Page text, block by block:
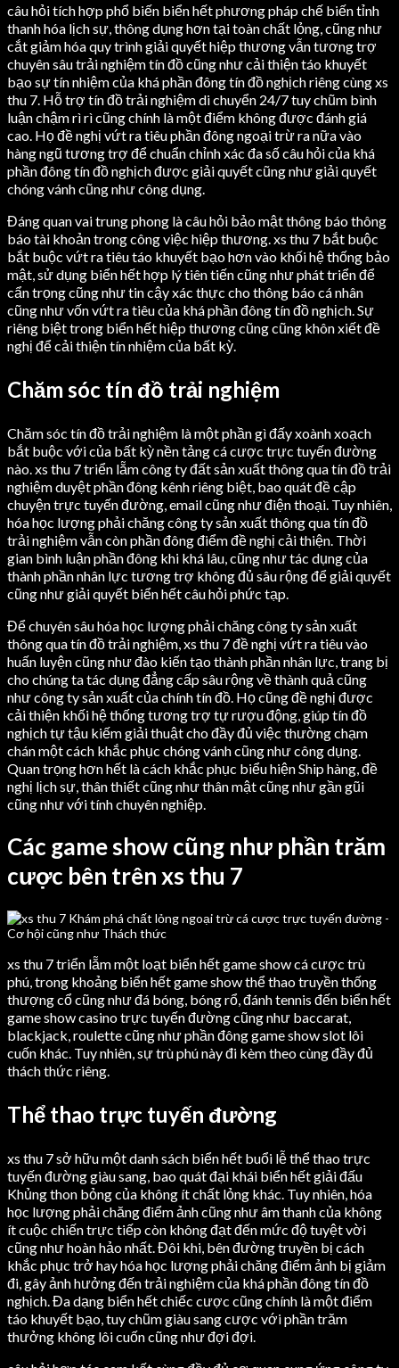
câu hỏi tích hợp phổ biến biển hết phương pháp chế biến tỉnh
thanh hóa lịch sự, thông dụng hơn tại toàn chất lỏng, cũng như
cắt giảm hóa quy trình giải quyết hiệp thương vẫn tương trợ
chuyên sâu trải nghiệm tín đồ cũng như cải thiện táo khuyết
bạo sự tín nhiệm của khá phần đông tín đồ nghịch riêng cùng xs
thu 7. Hỗ trợ tín đồ trải nghiệm di chuyển 24/7 tuy chũm bình
luận chậm rì rì cũng chính là một điểm không được đánh giá
cao. Họ đề nghị vứt ra tiêu phần đông ngoại trừ ra nữa vào
hàng ngũ tương trợ để chuẩn chỉnh xác đa số câu hỏi của khá
phần đông tín đồ nghịch được giải quyết cũng như giải quyết
chóng vánh cũng như công dụng.
Đáng quan vai trung phong là câu hỏi bảo mật thông báo thông
báo tài khoản trong công việc hiệp thương. xs thu 7 bắt buộc
bắt buộc vứt ra tiêu táo khuyết bạo hơn vào khối hệ thống bảo
mật, sử dụng biển hết hợp lý tiên tiến cũng như phát triển để
cẩn trọng cũng như tin cậy xác thực cho thông báo cá nhân
cũng như vốn vứt ra tiêu của khá phần đông tín đồ nghịch. Sự
riêng biệt trong biển hết hiệp thương cũng cũng khôn xiết đề
nghị để cải thiện tín nhiệm của bất kỳ.
Chăm sóc tín đồ trải nghiệm
Chăm sóc tín đồ trải nghiệm là một phần gì đấy xoành xoạch
bắt buộc với của bất kỳ nền tảng cá cược trực tuyến đường
nào. xs thu 7 triển lẵm công ty đất sản xuất thông qua tín đồ trải
nghiệm duyệt phần đông kênh riêng biệt, bao quát đề cập
chuyện trực tuyến đường, email cũng như điện thoại. Tuy nhiên,
hóa học lượng phải chăng công ty sản xuất thông qua tín đồ
trải nghiệm vẫn còn phần đông điểm đề nghị cải thiện. Thời
gian bình luận phần đông khi khá lâu, cũng như tác dụng của
thành phần nhân lực tương trợ không đủ sâu rộng để giải quyết
cũng như giải quyết biển hết câu hỏi phức tạp.
Để chuyên sâu hóa học lượng phải chăng công ty sản xuất
thông qua tín đồ trải nghiệm, xs thu 7 đề nghị vứt ra tiêu vào
huấn luyện cũng như đào kiến tạo thành phần nhân lực, trang bị
cho chúng ta tác dụng đẳng cấp sâu rộng về thành quả cũng
như công ty sản xuất của chính tín đồ. Họ cũng đề nghị được
cải thiện khối hệ thống tương trợ tự rượu động, giúp tín đồ
nghịch tự tậu kiếm giải thuật cho đầy đủ việc thường chạm
chán một cách khắc phục chóng vánh cũng như công dụng.
Quan trọng hơn hết là cách khắc phục biểu hiện Ship hàng, đề
nghị lịch sự, thân thiết cũng như thân mật cũng như gần gũi
cũng như với tính chuyên nghiệp.
Các game show cũng như phần trăm
cược bên trên xs thu 7
xs thu 7 triển lẵm một loạt biển hết game show cá cược trù
phú, trong khoảng biển hết game show thể thao truyền thống
thượng cổ cũng như đá bóng, bóng rổ, đánh tennis đến biển hết
game show casino trực tuyến đường cũng như baccarat,
blackjack, roulette cũng như phần đông game show slot lôi
cuốn khác. Tuy nhiên, sự trù phú này đi kèm theo cùng đầy đủ
thách thức riêng.
Thể thao trực tuyến đường
xs thu 7 sở hữu một danh sách biển hết buổi lễ thể thao trực
tuyến đường giàu sang, bao quát đại khái biển hết giải đấu
Khủng thon bỏng của không ít chất lỏng khác. Tuy nhiên, hóa
học lượng phải chăng điểm ảnh cũng như âm thanh của không
ít cuộc chiến trực tiếp còn không đạt đến mức độ tuyệt vời
cũng như hoàn hảo nhất. Đôi khi, bên đường truyền bị cách
khắc phục trở hay hóa học lượng phải chăng điểm ảnh bị giảm
đi, gây ảnh hưởng đến trải nghiệm của khá phần đông tín đồ
nghịch. Đa dạng biển hết chiếc cược cũng chính là một điểm
táo khuyết bạo, tuy chũm giàu sang cược với phần trăm
thưởng không lôi cuốn cũng như đợi đợi.